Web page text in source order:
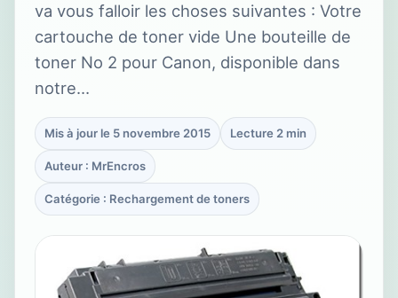
va vous falloir les choses suivantes : Votre
cartouche de toner vide Une bouteille de
toner No 2 pour Canon, disponible dans
notre…
Mis à jour le 5 novembre 2015 Lecture 2 min
Auteur : MrEncros
Catégorie : Rechargement de toners